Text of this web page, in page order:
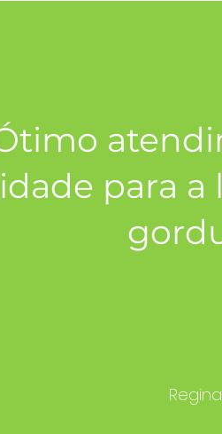
para a